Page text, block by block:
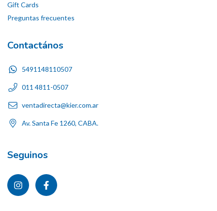
Gift Cards
Preguntas frecuentes
Contactános
5491148110507
011 4811-0507
ventadirecta@kier.com.ar
Av. Santa Fe 1260, CABA.
Seguinos